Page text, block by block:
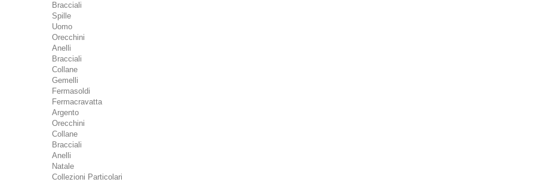
Bracciali
Spille
Uomo
Orecchini
Anelli
Bracciali
Collane
Gemelli
Fermasoldi
Fermacravatta
Argento
Orecchini
Collane
Bracciali
Anelli
Natale
Collezioni Particolari